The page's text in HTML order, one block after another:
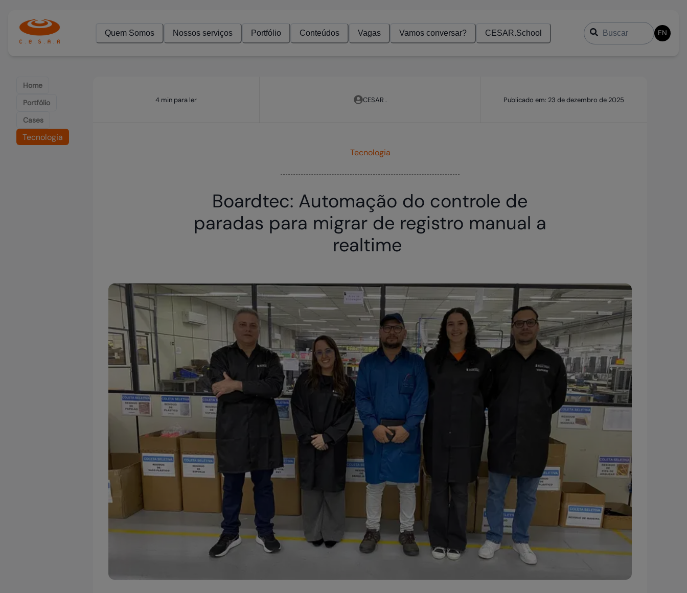
Quem Somos Nossos serviços Portfólio Conteúdos Vagas Vamos conversar? CESAR.School
Buscar
EN
Home
Portfólio
Cases
Tecnologia
4 min para ler CESAR . Publicado em: 23 de dezembro de 2025
Tecnologia
Boardtec: Automação do controle de
paradas para migrar de registro manual a
realtime